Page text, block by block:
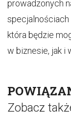
prowadzonych
specjalnościach
która będzie
w biznesie, jak i
Zobacz